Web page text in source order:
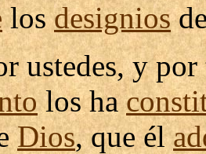
losdesignios
ustedes, y
los ha
Dios, que él